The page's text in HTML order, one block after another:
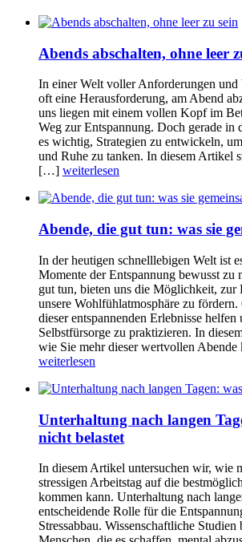
Abends abschalten, ohne leer
In einer Welt voller Anforderungen und
oft eine Herausforderung, am Abend
uns liegen mit einem vollen Kopf im
Weg zur Entspannung. Doch gerade in
es wichtig, Strategien zu entwickeln,
und Ruhe zu tanken. In diesem Artikel
[…] weiterlesen
Abende, die gut tun: was sie
In der heutigen schnelllebigen Welt ist
Momente der Entspannung bewusst zu
gut tun, bieten uns die Möglichkeit, zur
unsere Wohlfühlatmosphäre zu fördern.
dieser entspannenden Erlebnisse
Selbstfürsorge zu praktizieren. In
wie Sie mehr dieser wertvollen
weiterlesen
Unterhaltung nach langen
nicht belastet
In diesem Artikel untersuchen wir, wie
stressigen Arbeitstag auf die
kommen kann. Unterhaltung nach
entscheidende Rolle für die
Stressabbau. Wissenschaftliche Studien